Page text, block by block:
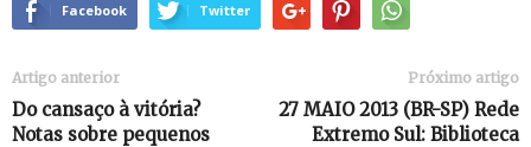
Facebook Twitter
Artigo anterior
Do cansaço à vitória?
Notas sobre pequenos
Próximo artigo
27 MAIO 2013 (BR-SP) Rede
Extremo Sul: Biblioteca